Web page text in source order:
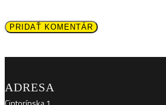
PRIDAŤ KOMENTÁR
ADRESA